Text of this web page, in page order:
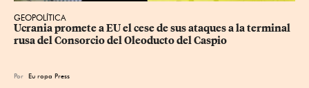
GEOPOLÍTICA
Ucrania promete a EU el cese de sus ataques a la terminal
rusa del Consorcio del Oleoducto del Caspio
Por Eu ropa Press